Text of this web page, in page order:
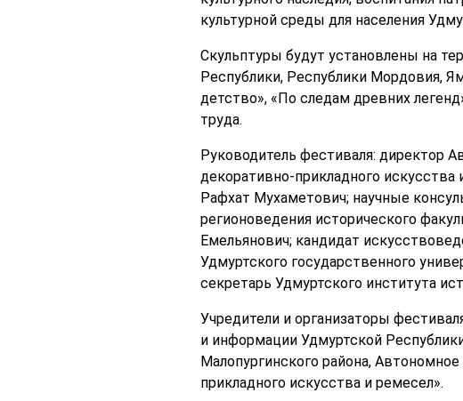
культурной среды для населения
Скульптуры будут установлены на
Республики, Республики Мордовия,
детство», «По следам древних
труда.
Руководитель фестиваля: директор
декоративно-прикладного
Рафхат Мухаметович; научные
регионоведения исторического
Емельянович; кандидат
Удмуртского государственного
секретарь Удмуртского института
Учредители и организаторы
и информации Удмуртской
Малопургинского района,
прикладного искусства и ремесел».